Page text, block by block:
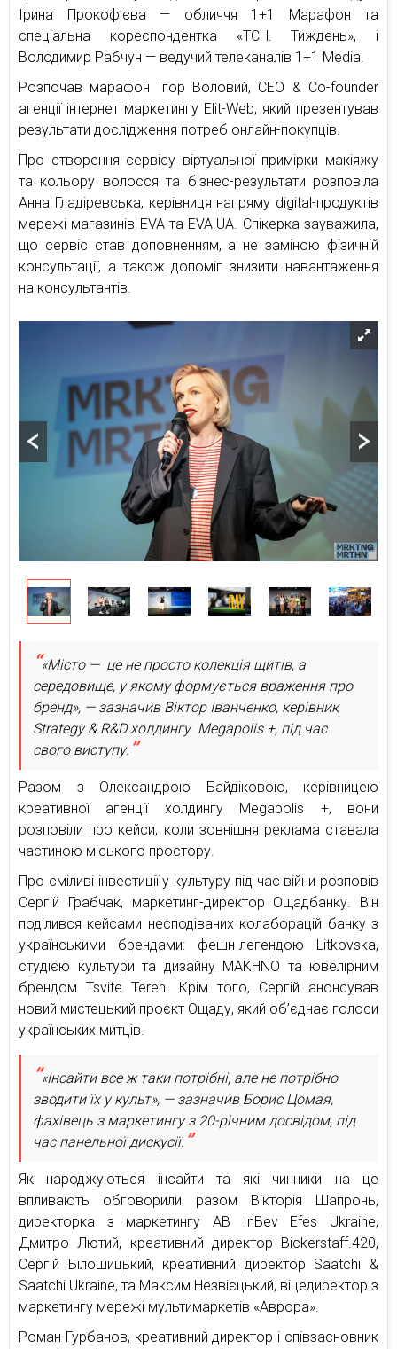
Ірина Прокоф’єва — обличчя 1+1 Марафон та
спеціальна кореспондентка «ТСН. Тиждень», і
Володимир Рабчун — ведучий телеканалів 1+1 Media.
Розпочав марафон Ігор Воловий, CEO & Co-founder
агенції інтернет маркетингу Elit-Web, який презентував
результати дослідження потреб онлайн-покупців.
Про створення сервісу віртуальної примірки макіяжу
та кольору волосся та бізнес-результати розповіла
Анна Гладіревська, керівниця напряму digital-продуктів
мережі магазинів EVA та EVA.UA. Спікерка зауважила,
що сервіс став доповненням, а не заміною фізичній
консультації, а також допоміг знизити навантаження
на консультантів.
«Місто — це не просто колекція щитів, а
середовище, у якому формується враження про
бренд», — зазначив Віктор Іванченко, керівник
Strategy & R&D холдингу Megapolis +, під час
свого виступу.
Разом з Олександрою Байдіковою, керівницею
креативної агенції холдингу Megapolis +, вони
розповіли про кейси, коли зовнішня реклама ставала
частиною міського простору.
Про сміливі інвестиції у культуру під час війни розповів
Сергій Грабчак, маркетинг-директор Ощадбанку. Він
поділився кейсами несподіваних колаборацій банку з
українськими брендами: фешн-легендою Litkovska,
студією культури та дизайну MAKHNO та ювелірним
брендом Tsvite Teren. Крім того, Сергій анонсував
новий мистецький проєкт Ощаду, який об’єднає голоси
українських митців.
«Інсайти все ж таки потрібні, але не потрібно
зводити їх у культ», — зазначив Борис Цомая,
фахівець з маркетингу з 20-річним досвідом, під
час панельної дискусії.
Як народжуються інсайти та які чинники на це
впливають обговорили разом Вікторія Шапронь,
директорка з маркетингу AB InBev Efes Ukraine,
Дмитро Лютий, креативний директор Bickerstaff.420,
Сергій Білошицький, креативний директор Saatchi &
Saatchi Ukraine, та Максим Незвієцький, віцедиректор з
маркетингу мережі мультимаркетів «Аврора».
Роман Гурбанов, креативний директор і співзасновник